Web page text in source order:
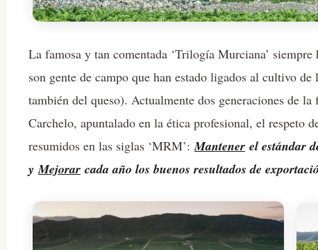
La famosa y tan comentada ‘Trilogía Murciana’
son gente de campo que han estado ligados al cultivo
también del queso). Actualmente dos generaciones de
Carchelo, apuntalado en la ética profesional, el respeto
resumidos en las siglas ‘MRM’:Mantener el estándar
yMejorar cada año los buenos resultados de